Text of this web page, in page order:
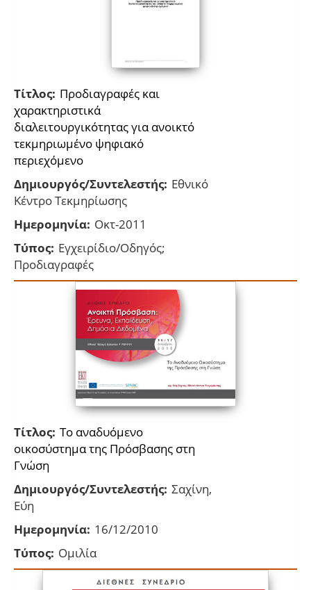
Τίτλος: Προδιαγραφές και
χαρακτηριστικά
διαλειτουργικότητας για ανοικτό
τεκμηριωμένο ψηφιακό
περιεχόμενο
Δημιουργός/Συντελεστής: Εθνικό
Κέντρο Τεκμηρίωσης
Ημερομηνία: Οκτ-2011
Τύπος: Εγχειρίδιο/Οδηγός;
Προδιαγραφές
Τίτλος: Το αναδυόμενο
οικοσύστημα της Πρόσβασης στη
Γνώση
Δημιουργός/Συντελεστής: Σαχίνη,
Εύη
Ημερομηνία: 16/12/2010
Τύπος: Ομιλία